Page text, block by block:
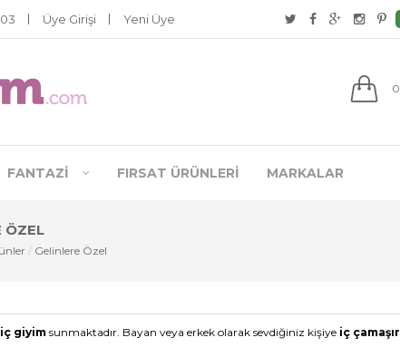
Üye Girişi Yeni Üye
0
FANTAZI FIRSAT ÜRÜNLERI MARKALAR
ÖZEL
/ Gelinlere Özel
iç giyim sunmaktadır. Bayan veya erkek olarak sevdiğiniz kişiye iç çamaşır